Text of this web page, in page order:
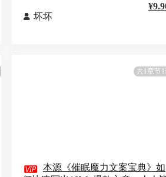
 坏坏
共1章节
 本源《催眠魔力文案宝典》如